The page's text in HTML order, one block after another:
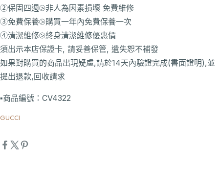
②保固四週⧁非人為因素損壞 免費維修
③免費保養⧁購買一年內免費保養一次
④清潔維修⧁終身清潔維修優惠價
須出示本店保證卡, 請妥善保管, 遺失恕不補發
如果對購買的商品出現疑慮,請於14天內驗證完成(書面證明),並
提出退款,回收請求
▪️商品編號：CV4322
GUCCI